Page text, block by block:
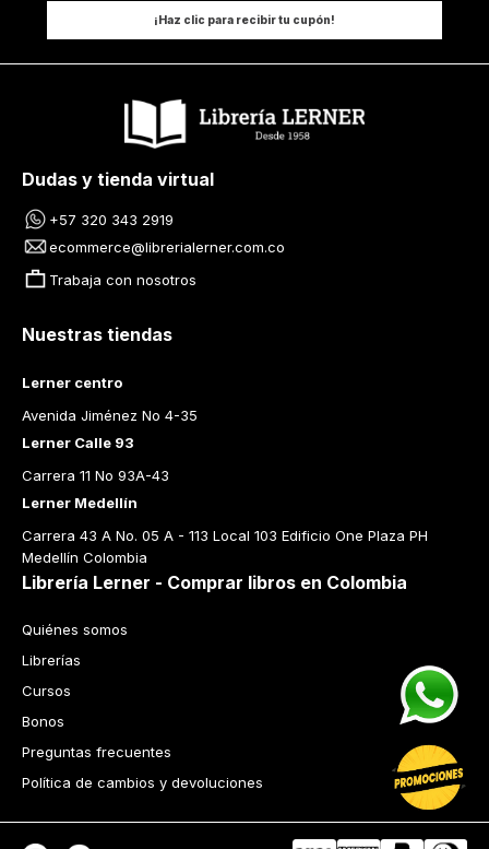
¡Haz clic para recibir tu cupón!
Dudas y tienda virtual
+57 320 343 2919
ecommerce@librerialerner.com.co
Trabaja con nosotros
Nuestras tiendas
Lerner centro
Avenida Jiménez No 4-35
Lerner Calle 93
Carrera 11 No 93A-43
Lerner Medellín
Carrera 43 A No. 05 A - 113 Local 103 Edificio One Plaza PH
Medellín Colombia
Librería Lerner - Comprar libros en Colombia
Quiénes somos
Librerías
Cursos
Bonos
Preguntas frecuentes
Política de cambios y devoluciones